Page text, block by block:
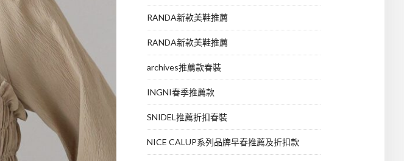
RANDA新款美鞋推薦
RANDA新款美鞋推薦
archives推薦款春裝
INGNI春季推薦款
SNIDEL推薦折扣春裝
NICE CALUP系列品牌早春推薦及折扣款